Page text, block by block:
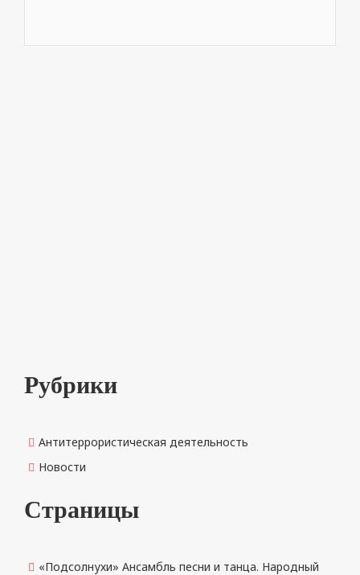
Рубрики
Антитеррористическая деятельность
Новости
Страницы
«Подсолнухи» Ансамбль песни и танца. Народный